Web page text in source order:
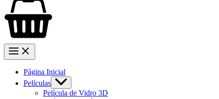
Página Inicial
Películas
Película de Vidro 3D